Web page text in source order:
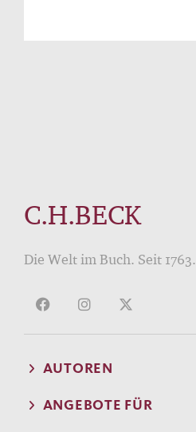
C.H.BECK
Die Welt im Buch. Seit 1763.
AUTOREN
ANGEBOTE FÜR